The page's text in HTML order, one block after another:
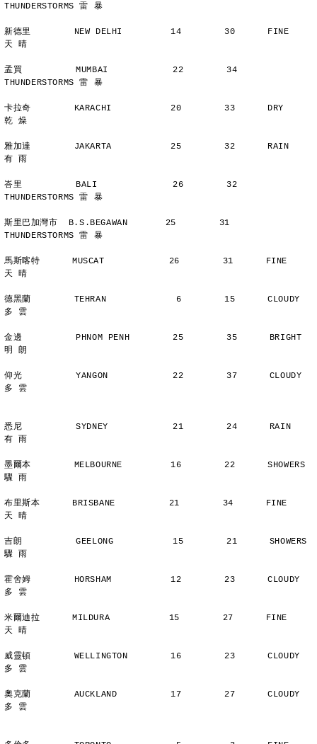
THUNDERSTORMS 雷 暴
新德里        NEW DELHI         14        30      FINE
天 晴
孟買          MUMBAI            22        34
THUNDERSTORMS 雷 暴
卡拉奇        KARACHI           20        33      DRY
乾 燥
雅加達        JAKARTA           25        32      RAIN
有 雨
峇里          BALI              26        32
THUNDERSTORMS 雷 暴
斯里巴加灣市  B.S.BEGAWAN       25        31
THUNDERSTORMS 雷 暴
馬斯喀特      MUSCAT            26        31      FINE
天 晴
德黑蘭        TEHRAN             6        15      CLOUDY
多 雲
金邊          PHNOM PENH        25        35      BRIGHT
明 朗
仰光          YANGON            22        37      CLOUDY
多 雲
悉尼          SYDNEY            21        24      RAIN
有 雨
墨爾本        MELBOURNE         16        22      SHOWERS
驟 雨
布里斯本      BRISBANE          21        34      FINE
天 晴
吉朗          GEELONG           15        21      SHOWERS
驟 雨
霍舍姆        HORSHAM           12        23      CLOUDY
多 雲
米爾迪拉      MILDURA           15        27      FINE
天 晴
威靈頓        WELLINGTON        16        23      CLOUDY
多 雲
奧克蘭        AUCKLAND          17        27      CLOUDY
多 雲